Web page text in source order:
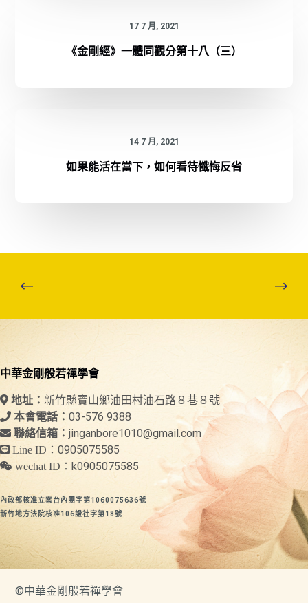
17 7 月, 2021
《金剛經》一體同觀分第十八（三）
14 7 月, 2021
如果能活在當下，如何看待懺悔反省
中華金剛般若禪學會
地址： 新竹縣寶山鄉油田村油石路８巷８號
本會電話： 03-576 9388
聯絡信箱： jinganbore1010@gmail.com
Line ID： 0905075585
wechat ID： k0905075585
內政部核准立案台內團字第1060075636號
新竹地方法院核准106證社字第18號
©中華金剛般若禪學會